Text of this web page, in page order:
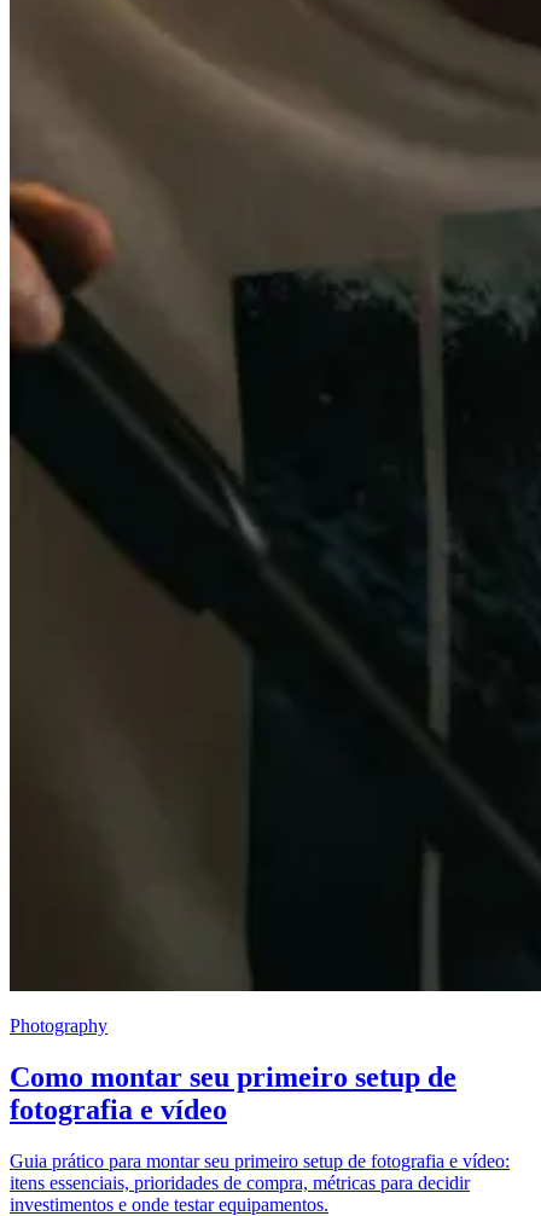
Photography
Como montar seu primeiro setup de
fotografia e vídeo
Guia prático para montar seu primeiro setup de fotografia e vídeo:
itens essenciais, prioridades de compra, métricas para decidir
investimentos e onde testar equipamentos.